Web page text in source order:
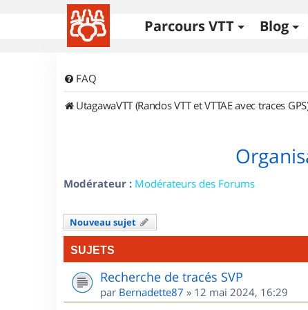
Parcours VTT Blog
FAQ
UtagawaVTT (Randos VTT et VTTAE avec traces
Modérateur : Modérateurs des Forums
Nouveau sujet
SUJETS
Recherche de tracés SVP
par Bernadette87 » 12 mai 2024, 16:29